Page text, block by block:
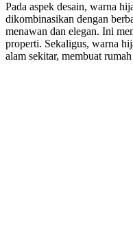
Pada aspek desain, warna
dikombinasikan dengan
menawan dan elegan. Ini
properti. Sekaligus, warna
alam sekitar, membuat